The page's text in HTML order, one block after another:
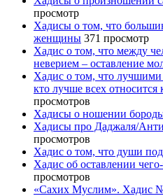
просмотр
Хадисы о том, что
женщины 371 просмотр
Хадис о том, что между
неверием – оставление
Хадис о том, что лучшими
кто лучше всех
просмотров
Хадисы о ношении
Хадисы про Даджаля/
просмотров
Хадис о том, что души
Хадис об оставлении
просмотров
«Сахих Муслим». Хадис